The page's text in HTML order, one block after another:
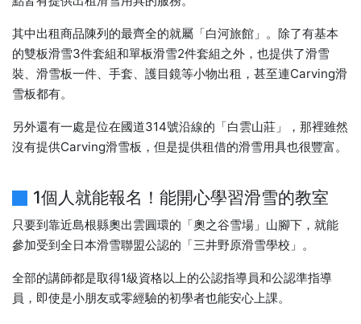
其中出租商品陳列的最齊全的就屬「白河旅館」。除了有基本
的雙板滑雪3件套組和單板滑雪2件套組之外，也提供了滑雪
裝、滑雪板一件、手套、護目鏡等小物出租，甚至連Carving滑
雪板都有。
另外還有一處是位在國道314號沿線的「白雲山莊」，那裡雖然
沒有提供Carving滑雪板，但是提供租借的滑雪用具也很豐富。
1個人就能報名！能開心學習滑雪的教室
只要到靠近島根縣奧出雲圓環的「奧之谷雪場」山腳下，就能
參加受到全日本滑雪聯盟公認的「三井野原滑雪學校」。
全部的講師都是取得1級資格以上的公認指導員和公認準指導
員，即使是小朋友或零經驗的初學者也能安心上課。